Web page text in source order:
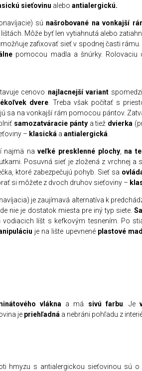
ú sieťovinu aleboantialergickú.
sú našrobované na vonkajšírá
Môže byť len vytiahnutá alebo
zafixovať sieť v spodnej časti
lne pomocou madla a šnúrky. Rolovaciu
cenovo najlacnejšívariant
ékoľvek dvere . Treba však počítať s
sa na vonkajší rám pomocou pántov.
samozatváracie pánty a tiež dvierka
– klasická a antialergická
najmä naveľké presklenné plochy, na
Posuvná sieť je zložená z vrchnej a
ktoré zabezpečujú pohyb. Sieť sa ovl á
si môžete z dvoch druhov sieťoviny –
je zaujímavá alternatíva k
nie je dostatok miesta pre iný typ siete.
líšt s kefkovým tesnením. Po
áciu je na lište upevnené plastové
vlákna a má sivú farbu . Je
je priehľadná a nebráni pohľadu z
hmyzu s antialergickou sieťovinou sú o